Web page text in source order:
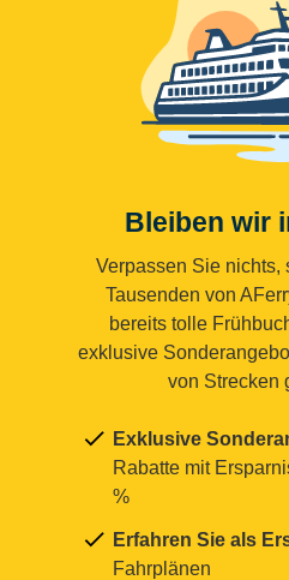
Bleiben wir
Verpassen Sie nichts,
Tausenden von
bereits tolle
exklusive
von Strecken
Exklusive
Rabatte mit
%
Erfahren Sie als
Fahrplänen